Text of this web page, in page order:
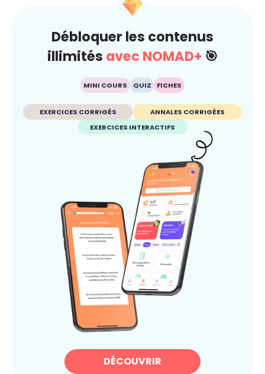
Débloquer les contenus
illimités avec NOMAD+ 🎯
MINI COURS QUIZ FICHES
EXERCICES CORRIGÉS
ANNALES CORRIGÉES
EXERCICES INTERACTIFS
DÉCOUVRIR